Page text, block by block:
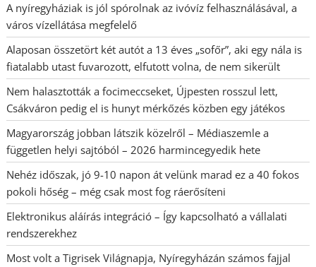
A nyíregyháziak is jól spórolnak az ivóvíz felhasználásával, a
város vízellátása megfelelő
Alaposan összetört két autót a 13 éves „sofőr”, aki egy nála is
fiatalabb utast fuvarozott, elfutott volna, de nem sikerült
Nem halasztották a focimeccseket, Újpesten rosszul lett,
Csákváron pedig el is hunyt mérkőzés közben egy játékos
Magyarország jobban látszik közelről – Médiaszemle a
független helyi sajtóból – 2026 harmincegyedik hete
Nehéz időszak, jó 9-10 napon át velünk marad ez a 40 fokos
pokoli hőség – még csak most fog ráerősíteni
Elektronikus aláírás integráció – Így kapcsolható a vállalati
rendszerekhez
Most volt a Tigrisek Világnapja, Nyíregyházán számos fajjal